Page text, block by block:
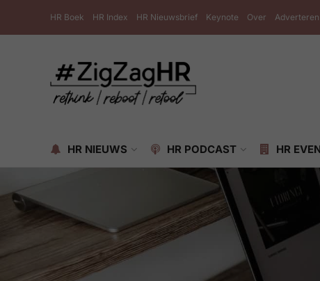
HR Boek HR Index HR Nieuwsbrief Keynote Over Adverteren
HR NIEUWS HR PODCAST HR